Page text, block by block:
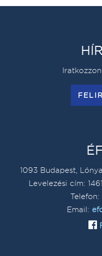
1093 Budapest,
Levelezési cím:
Telefon:
Email: